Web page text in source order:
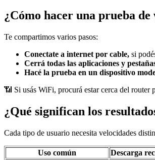
¿Cómo hacer una prueba
Te compartimos varios pasos:
Conectate a internet por cable, si
Cerrá todas las aplicaciones y
Hacé la prueba en un dispositivo
📶 Si usás WiFi, procurá estar cerca del router
¿Qué significan los
Cada tipo de usuario necesita velocidades
Uso común Descarga